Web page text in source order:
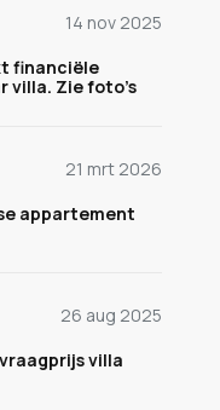
14 nov 2025
financiële
villa. Zie foto’s
21 mrt 2026
appartement
26 aug 2025
villa